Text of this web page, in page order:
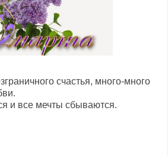
счастья, много-много
и все мечты сбываются.